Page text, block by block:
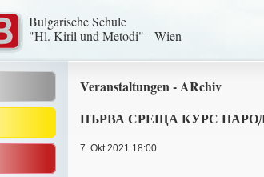
Bulgarische Schule
"Hl. Kiril und Metodi" - Wien
Veranstaltungen - ARchiv
ПЪРВА СРЕЩА КУРС
7. Okt 2021 18:00